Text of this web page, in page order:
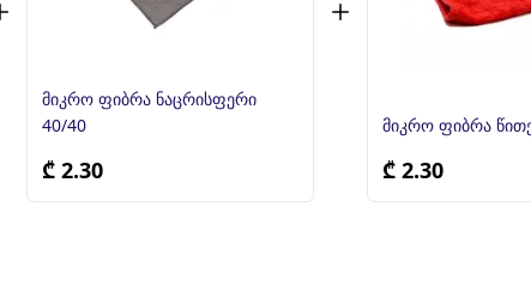
მიკრო ფიბრა ნაცრისფერი
40/40
₾ 2.30
მიკრო ფიბრა
₾ 2.30